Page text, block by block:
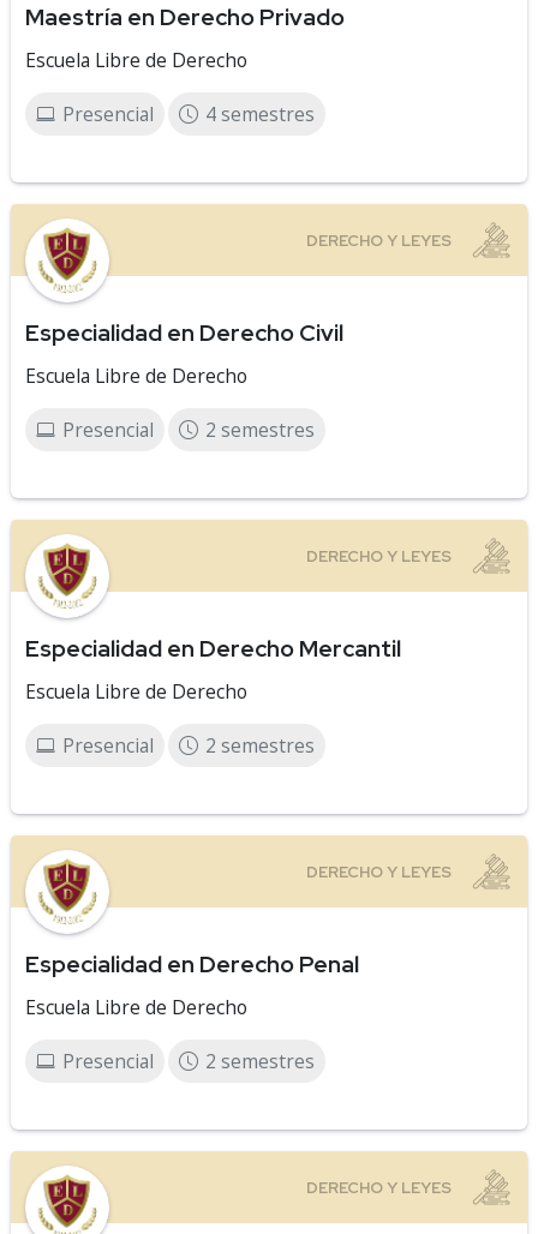
Maestría en Derecho Privado
Escuela Libre de Derecho
Presencial 4 semestres
Especialidad en Derecho Civil
Escuela Libre de Derecho
Presencial 2 semestres
Especialidad en Derecho Mercantil
Escuela Libre de Derecho
Presencial 2 semestres
Especialidad en Derecho Penal
Escuela Libre de Derecho
Presencial 2 semestres